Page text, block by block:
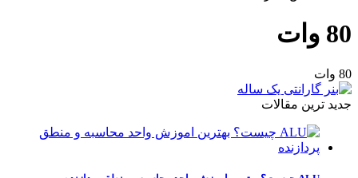
80 وات
80 وات
جدید ترین مقالات